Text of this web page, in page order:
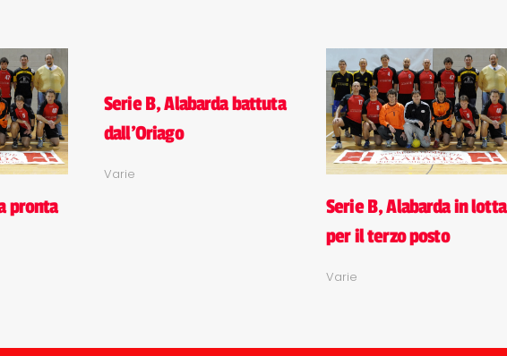
pronta
Serie B, Alabarda battuta
dall'Oriago
Varie
Serie B, Alabarda in lotta
per il terzo posto
Varie